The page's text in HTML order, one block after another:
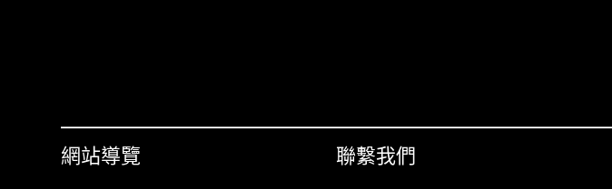
網站導覽 聯繫我們